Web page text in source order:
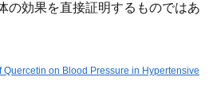
の効果を直接証明するものではあ
Quercetin on Blood Pressure in Hypertensive